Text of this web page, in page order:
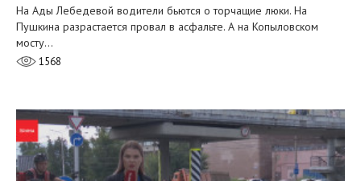
На Ады Лебедевой водители бьются о торчащие люки. На
Пушкина разрастается провал в асфальте. А на Копыловском
мосту…
1568